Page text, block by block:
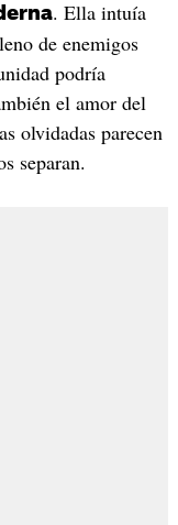
. Ella intuía
de enemigos
podría
el amor del
olvidadas parecen
separan.